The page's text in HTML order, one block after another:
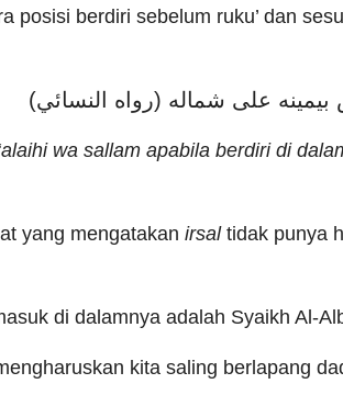
posisi berdiri sebelum ruku’ dan
على شماله (رواه النسائي)
wa sallam apabila berdiri di
yang mengatakan irsal tidak punya
di dalamnya adalah Syaikh Al-
kita saling berlapang